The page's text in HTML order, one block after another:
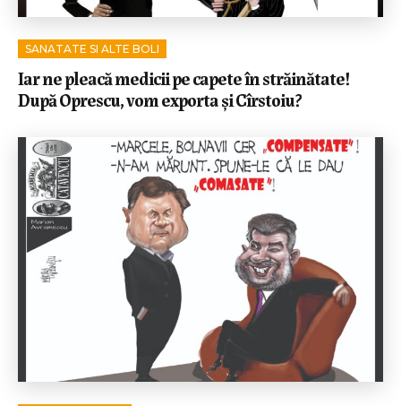
SANATATE SI ALTE BOLI
Iar ne pleacă medicii pe capete în străinătate!
După Oprescu, vom exporta și Cîrstoiu?